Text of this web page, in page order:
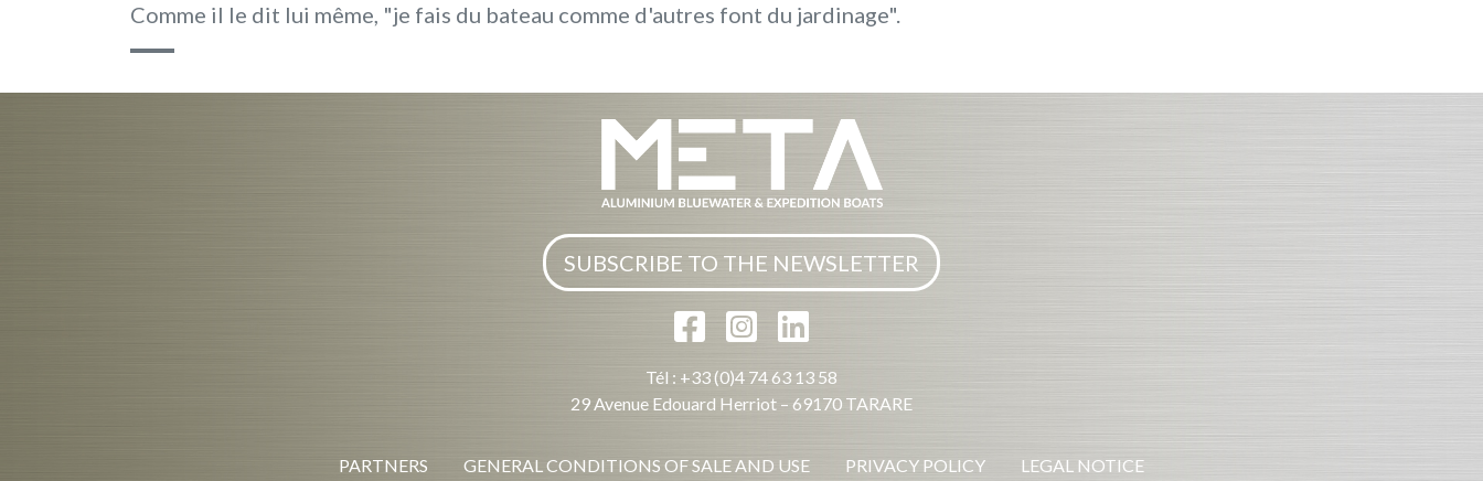
Comme il le dit lui même, "je fais du bateau comme d'autres font du jardinage".
SUBSCRIBE TO THE NEWSLETTER
Tél : +33 (0)4 74 63 13 58
29 Avenue Edouard Herriot – 69170 TARARE
PARTNERS GENERAL CONDITIONS OF SALE AND USE PRIVACY POLICY LEGAL NOTICE